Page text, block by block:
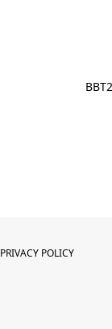
PRIVACY POLICY